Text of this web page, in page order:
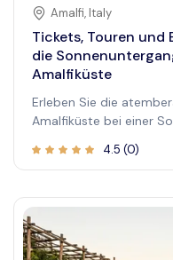
Amalfi, Italy
Tickets, Touren
die
Amalfiküste
Erleben Sie die
Amalfiküste bei einer
ruhige Reise bietet eine
Wasser aus zu
Glühen der
wie Sie über das
der Himmel sich in ein
4.5 (0)